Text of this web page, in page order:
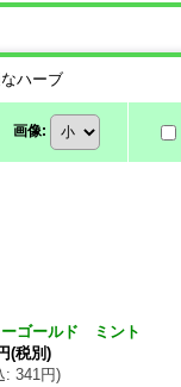
ハーブ
画像:
ーゴールド ミント
(税別)
: 341円)